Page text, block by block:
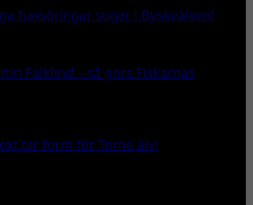
havsöringar stiger i Byskeälven!
Falklind – så görs Fiskarnas
tar form för Torne älv!